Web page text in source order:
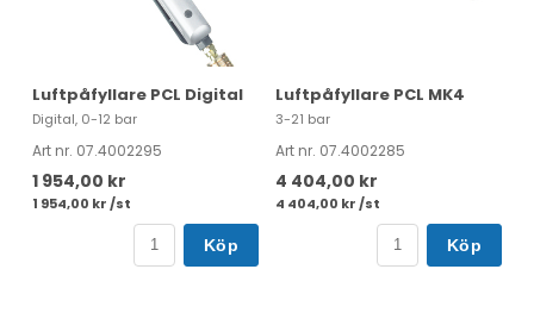
Luftpåfyllare PCL Digital
Digital, 0-12 bar
Art nr. 07.4002295
1 954,00 kr
1 954,00 kr /st
Köp
Luftpåfyllare PCL MK4
3-21 bar
Art nr. 07.4002285
4 404,00 kr
4 404,00 kr /st
Köp